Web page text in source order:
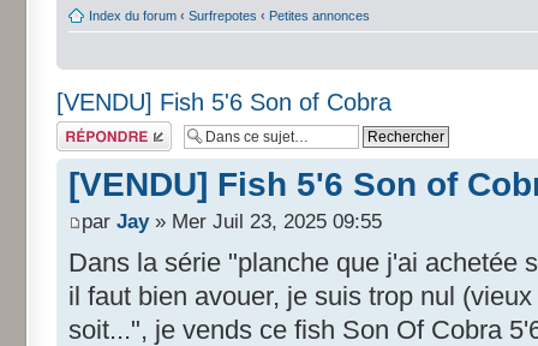
Index du forum ‹ Surfrepotes ‹ Petites annonces
[VENDU] Fish 5'6 Son of Cobra
Répondre
[VENDU] Fish 5'6 Son of
par Jay» Mer Juil 23, 2025 09:55
Dans la série "planche que j'ai achetée
il faut bien avouer, je suis trop nul
soit...", je vends ce fish Son Of Cobra